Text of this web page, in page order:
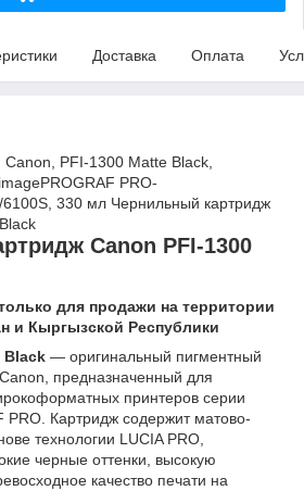
Доставка Оплата
PFI-1300 Matte Black,
PRO-
330 мл Чернильный картридж
Canon PFI-1300
для продажи на территории
и Кыргызской Республики
Black — оригинальный пигментный
предназначенный для
принтеров серии
PRO. Картридж содержит матово-
технологии LUCIA PRO,
черные оттенки, высокую
качество печати на